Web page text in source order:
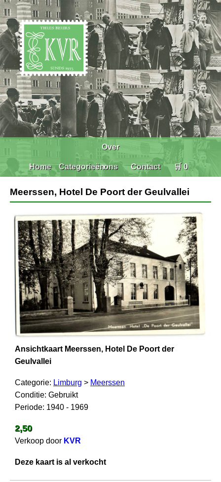
Home Categorieën
Over
ons Contact 🛒 0
Meerssen, Hotel De Poort der Geulvallei
Ansichtkaart Meerssen, Hotel De Poort der
Geulvallei
Categorie: Limburg > Meerssen
Conditie: Gebruikt
Periode: 1940 - 1969
2,50
Verkoop door KVR
Deze kaart is al verkocht